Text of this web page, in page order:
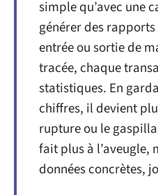
simple qu’avec une
générer des
entrée ou sortie de
tracée, chaque
statistiques. En
chiffres, il devient
rupture ou le
fait plus à l’aveugle,
données concrètes,